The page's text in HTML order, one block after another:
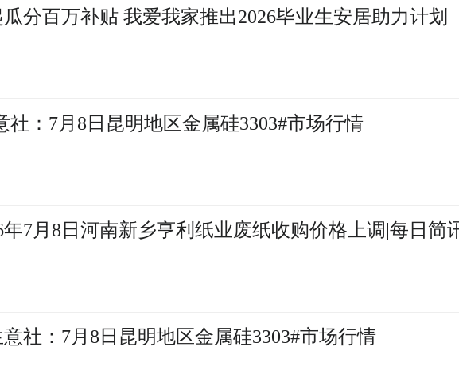
分百万补贴 我爱我家推出2026毕业生安居助力计划
社：7月8日昆明地区金属硅3303#市场行情
年7月8日河南新乡亨利纸业废纸收购价格上调|每日简
意社：7月8日昆明地区金属硅3303#市场行情